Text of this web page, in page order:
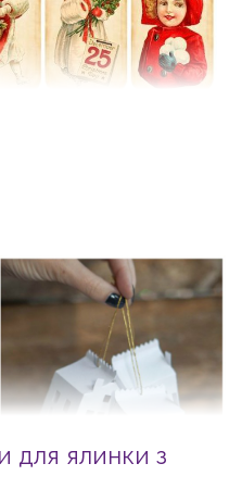
для ялинки з